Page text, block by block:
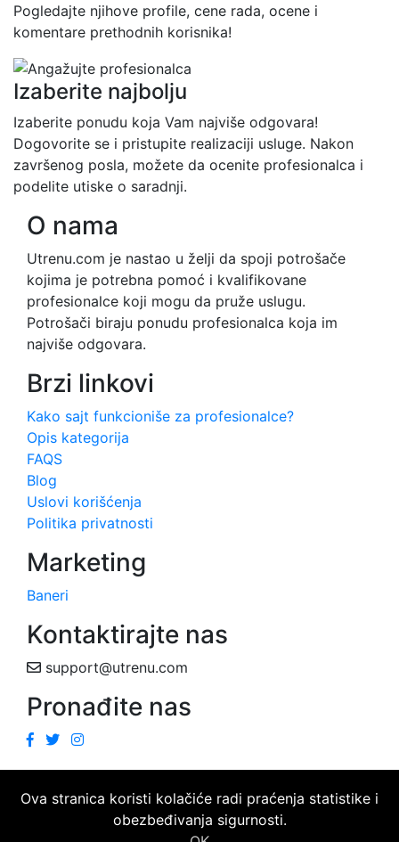
Pogledajte njihove profile, cene rada, ocene i
komentare prethodnih korisnika!
Izaberite najbolju
Izaberite ponudu koja Vam najviše odgovara!
Dogovorite se i pristupite realizaciji usluge. Nakon
završenog posla, možete da ocenite profesionalca i
podelite utiske o saradnji.
O nama
Utrenu.com je nastao u želji da spoji potrošače
kojima je potrebna pomoć i kvalifikovane
profesionalce koji mogu da pruže uslugu.
Potrošači biraju ponudu profesionalca koja im
najviše odgovara.
Brzi linkovi
Kako sajt funkcioniše za profesionalce?
Opis kategorija
FAQS
Blog
Uslovi korišćenja
Politika privatnosti
Marketing
Baneri
Kontaktirajte nas
support@utrenu.com
Pronađite nas
Ova stranica koristi kolačiće radi praćenja statistike i
obezbeđivanja sigurnosti.